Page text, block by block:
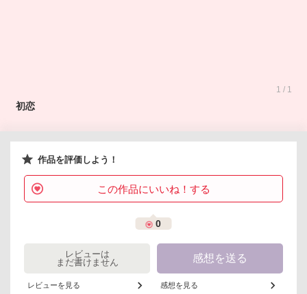
1 / 1
初恋
作品を評価しよう！
この作品にいいね！する
0
レビューは
まだ書けません
レビューを見る
感想を送る
感想を見る